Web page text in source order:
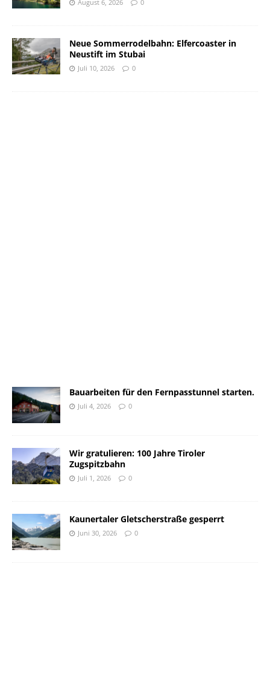
August 6, 2026 0
Neue Sommerrodelbahn: Elfercoaster in
Neustift im Stubai
Juli 10, 2026 0
Bauarbeiten für den Fernpasstunnel starten.
Juli 4, 2026 0
Wir gratulieren: 100 Jahre Tiroler
Zugspitzbahn
Juli 1, 2026 0
Kaunertaler Gletscherstraße gesperrt
Juni 30, 2026 0